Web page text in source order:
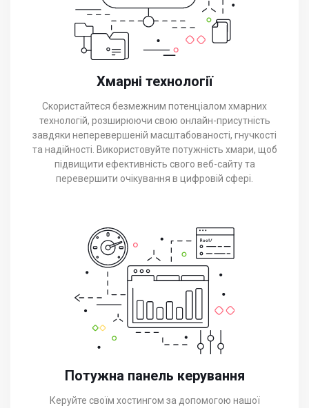
Хмарні технології
Скористайтеся безмежним потенціалом хмарних
технологій, розширюючи свою онлайн-присутність
завдяки неперевершеній масштабованості, гнучкості
та надійності. Використовуйте потужність хмари, щоб
підвищити ефективність свого веб-сайту та
перевершити очікування в цифровій сфері.
Потужна панель керування
Керуйте своїм хостингом за допомогою нашої